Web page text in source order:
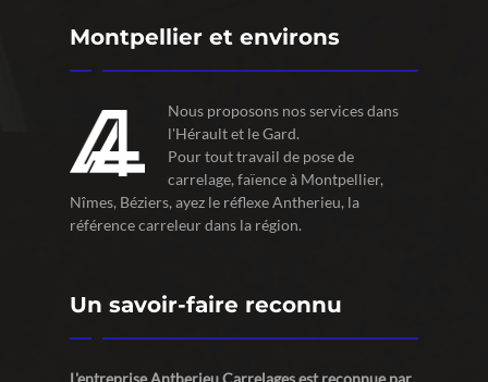
Montpellier et environs
Nous proposons nos services dans
l'Hérault et le Gard.
Pour tout travail de pose de
carrelage, faïence à Montpellier,
Nîmes, Béziers, ayez le réflexe Antherieu, la
référence carreleur dans la région.
Un savoir-faire reconnu
L'entreprise Antherieu Carrelages est reconnue par